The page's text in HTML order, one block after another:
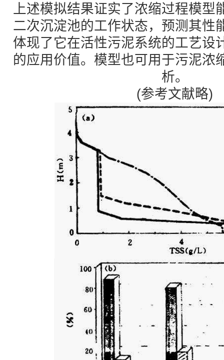
上述模拟结果证实了浓缩过程模型
二次沉淀池的工作状态，预测其性
体现了它在活性污泥系统的工艺设
的应用价值。模型也可用于污泥浓
析。
(参考文献略)